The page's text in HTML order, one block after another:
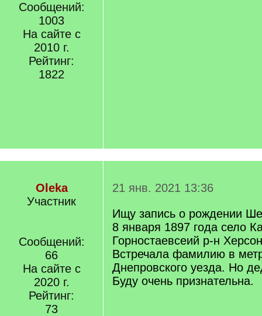
Сообщений:
1003
На сайте с
2010 г.
Рейтинг:
1822
Oleka
Участник
Сообщений:
66
На сайте с
2020 г.
Рейтинг:
73
21 янв. 2021 13:36
Ищу запись о рождении
8 января 1897 года село
Горностаевсеий р-н
Встречала фамилию в
Днепровского уезда. Но
Буду очень признательна.